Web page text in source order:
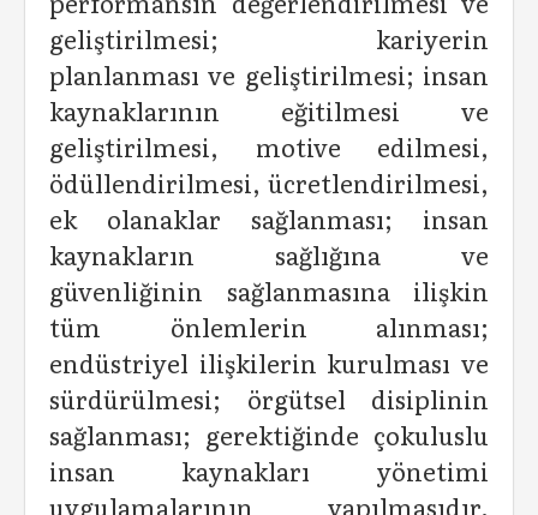
geliştirilmesi; kariyerin
planlanması ve geliştirilmesi; insan
kaynaklarının eğitilmesi ve
geliştirilmesi, motive edilmesi,
ödüllendirilmesi, ücretlendirilmesi,
ek olanaklar sağlanması; insan
kaynakların sağlığına ve
güvenliğinin sağlanmasına ilişkin
tüm önlemlerin alınması;
endüstriyel ilişkilerin kurulması ve
sürdürülmesi; örgütsel disiplinin
sağlanması; gerektiğinde çokuluslu
insan kaynakları yönetimi
uygulamalarının yapılmasıdır.